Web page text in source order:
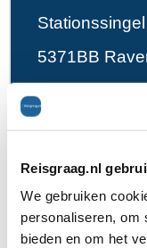
Reisgraag.nl
We gebruiken
personaliseren, om
bieden en om het
5371BB
0486-